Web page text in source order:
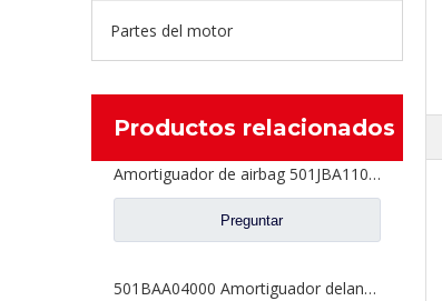
Partes del motor
Productos relacionados
Amortiguador de airbag 501JBA11000 para piezas de camión DAYUN
Preguntar
501BAA04000 Amortiguador delantero para piezas de camiones DAYUN